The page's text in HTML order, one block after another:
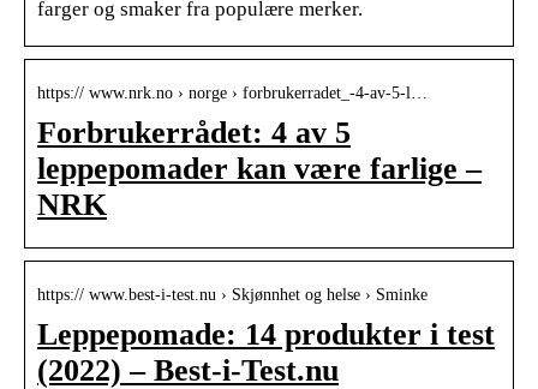
farger og smaker fra populære merker.
https:// www.nrk.no › norge › forbrukerradet_-4-av-5-l…
Forbrukerrådet: 4 av 5
leppepomader kan være farlige –
NRK
https:// www.best-i-test.nu › Skjønnhet og helse › Sminke
Leppepomade: 14 produkter i test
(2022) – Best-i-Test.nu